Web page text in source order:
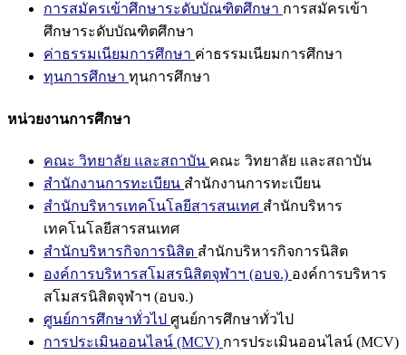
การสมัครเข้าศึกษาระดับบัณฑิตศึกษา การสมัครเข้า
ศึกษาระดับบัณฑิตศึกษา
ค่าธรรมเนียมการศึกษา ค่าธรรมเนียมการศึกษา
ทุนการศึกษา ทุนการศึกษา
หน่วยงานการศึกษา
คณะ วิทยาลัย และสถาบัน คณะ วิทยาลัย และสถาบัน
สำนักงานการทะเบียน สำนักงานการทะเบียน
สำนักบริหารเทคโนโลยีสารสนเทศ สำนักบริหาร
เทคโนโลยีสารสนเทศ
สำนักบริหารกิจการนิสิต สำนักบริหารกิจการนิสิต
องค์การบริหารสโมสรนิสิตจุฬาฯ (อบจ.) องค์การบริหาร
สโมสรนิสิตจุฬาฯ (อบจ.)
ศูนย์การศึกษาทั่วไป ศูนย์การศึกษาทั่วไป
การประเมินออนไลน์ (MCV) การประเมินออนไลน์ (MCV)